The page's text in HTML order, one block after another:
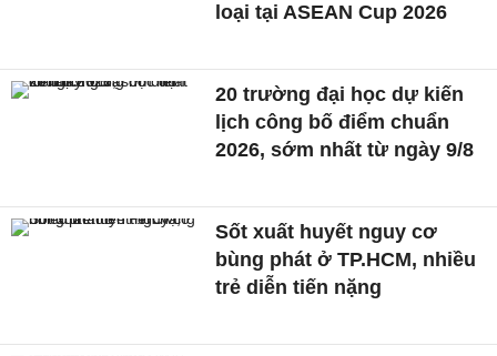
loại tại ASEAN Cup 2026
20 trường đại học dự kiến
lịch công bố điểm chuẩn
2026, sớm nhất từ ngày 9/8
Sốt xuất huyết nguy cơ
bùng phát ở TP.HCM, nhiều
trẻ diễn tiến nặng